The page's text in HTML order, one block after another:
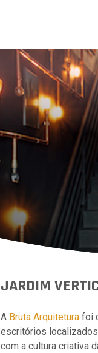
JARDIM
A Bruta Arquitetura foi
escritórios
com a cultura criativa